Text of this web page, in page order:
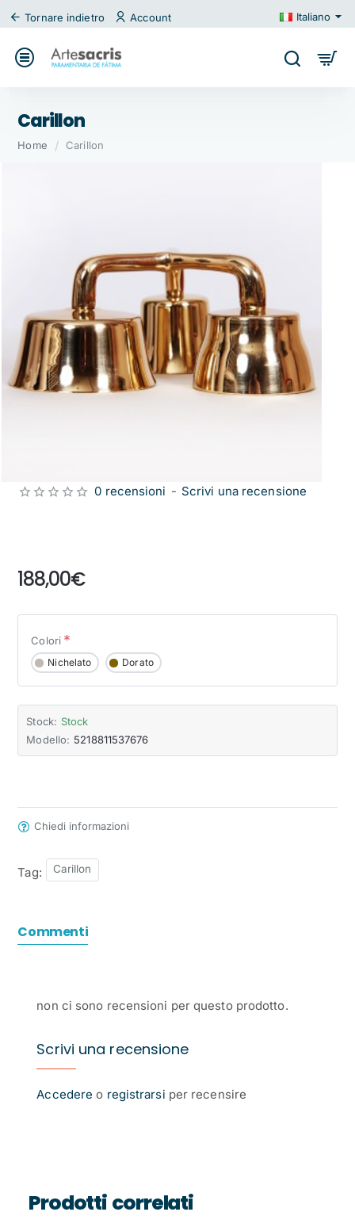
Tornare indietro Account Italiano
Carillon
HomehomeCarillon
Stock: Stock
Modello: 5218811537676
0 recensioni - Scrivi una recensione
188,00€
Colori
Nichelato Dorato
Chiedi informazioni
Tag: Carillon
Commenti
non ci sono recensioni per questo prodotto.
Scrivi una recensione
Accedere o registrarsi per recensire
Prodotti correlati